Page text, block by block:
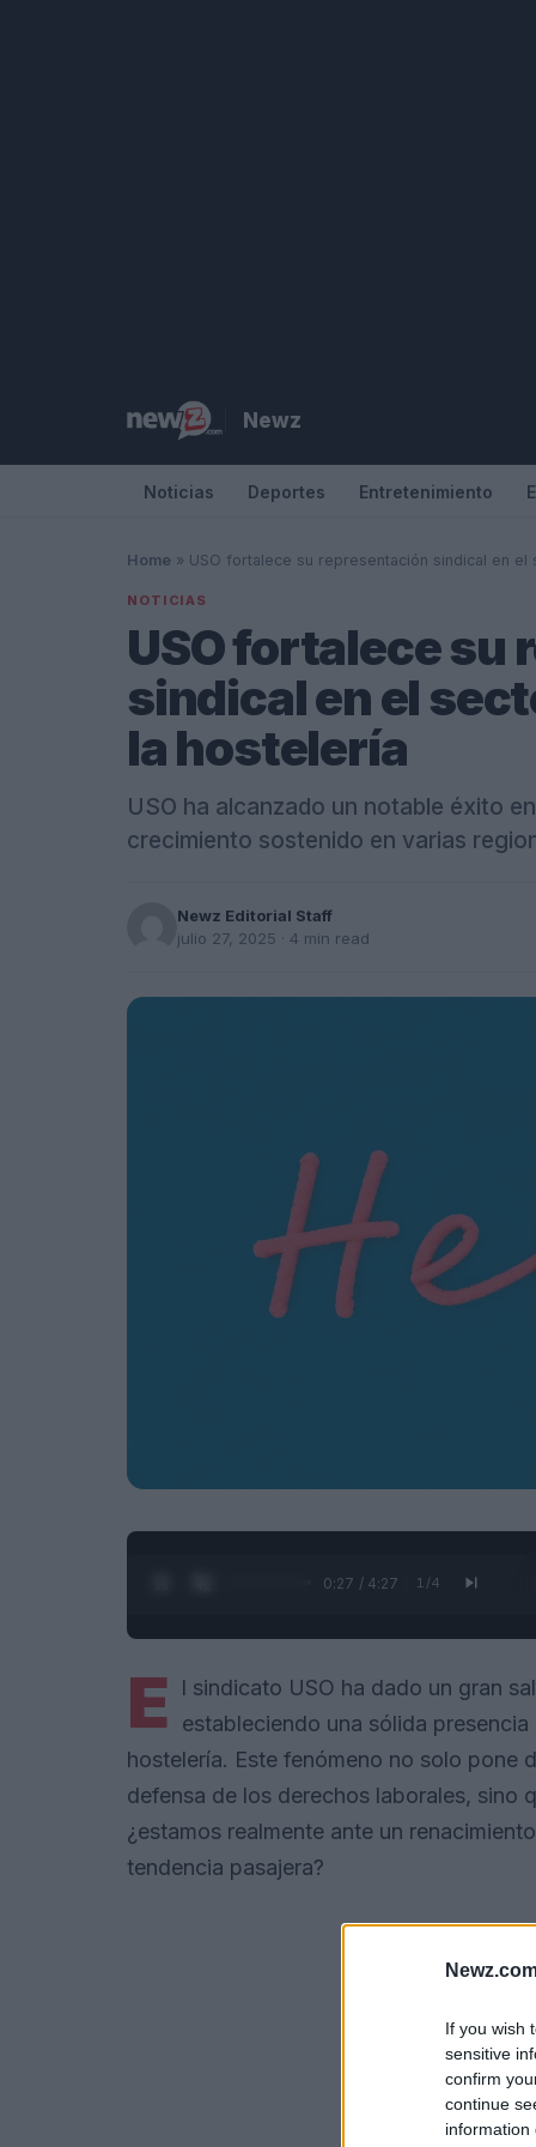
If you wish
sensitive
confirm
continue
information
Newz
Noticias Deportes Entretenimiento
Home » USO fortalece su representación sindical en
NOTICIAS
USO fortalece su
sindical en el
la hostelería
USO ha alcanzado un notable éxito
crecimiento sostenido en varias
Newz Editorial Staff
julio 27, 2025 · 4 min read
0:28 / 4:27 1 /4
E
l sindicato USO ha dado un gran
estableciendo una sólida
hostelería. Este fenómeno no solo pone
defensa de los derechos laborales, sino
¿estamos realmente ante un
tendencia pasajera?